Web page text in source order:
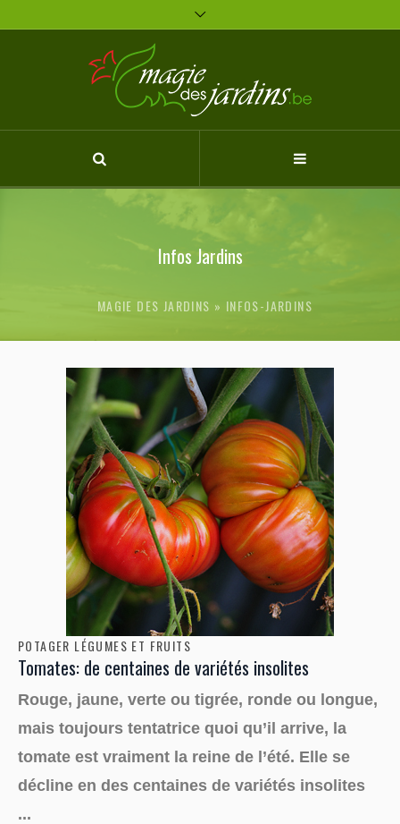
MAGIE DES JARDINS INFOS-JARDINS
POTAGER LÉGUMES ET FRUITS
Tomates: de centaines de variétés insolites
Rouge, jaune, verte ou tigrée, ronde ou longue,
mais toujours tentatrice quoi qu’il arrive, la
tomate est vraiment la reine de l’été. Elle se
décline en des centaines de variétés insolites
...